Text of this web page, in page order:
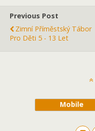
Previous Post
Zimní Příměstský Tábor
Pro Děti 5 - 13 Let
Mobile